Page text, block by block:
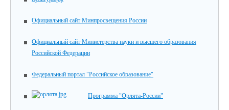
Официальный сайт Минпросвещения России
Официальный сайт Министерства науки и высшего образования
Российской Федерации
Федеральный портал "Российское образование"
Программа "Орлята-России"